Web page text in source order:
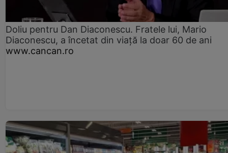
Doliu pentru Dan Diaconescu. Fratele lui, Mario
Diaconescu, a încetat din viață la doar 60 de ani
www.cancan.ro